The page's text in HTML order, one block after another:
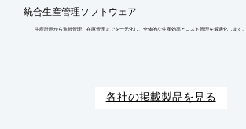
統合生産管理ソフトウェア
生産計画から進捗管理、在庫管理までを一元化し、全体的な生産効率とコスト管理を最適化します。
各社の掲載製品を見る